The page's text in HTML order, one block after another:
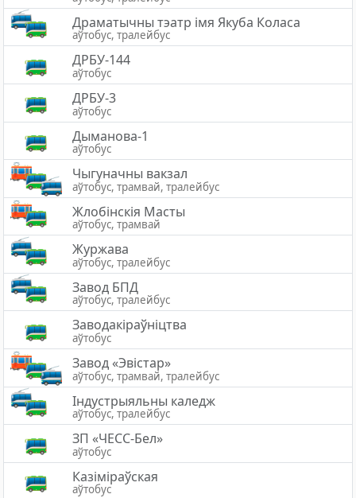
Драматычны тэатр імя Якуба Коласа
аўтобус, тралейбус
ДРБУ-144
аўтобус
ДРБУ-3
аўтобус
Дыманова-1
аўтобус
Чыгуначны вакзал
аўтобус, трамвай, тралейбус
Жлобiнскiя Масты
аўтобус, трамвай
Журжава
аўтобус, тралейбус
Завод БПД
аўтобус, тралейбус
Заводакіраўніцтва
аўтобус
Завод «Эвістар»
аўтобус, трамвай, тралейбус
Індустрыяльны каледж
аўтобус, тралейбус
ЗП «ЧЕСС-Бел»
аўтобус
Казіміраўская
аўтобус